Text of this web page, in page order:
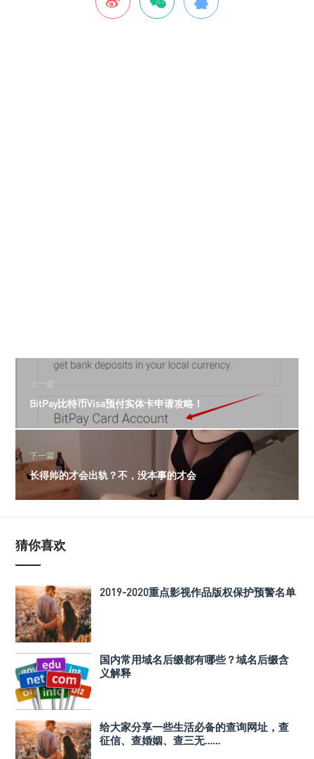
上一篇
BitPay比特币Visa预付实体卡申请攻略！
下一篇
长得帅的才会出轨？不，没本事的才会
猜你喜欢
2019-2020重点影视作品版权保护预警名单
国内常用域名后缀都有哪些？域名后缀含
义解释
给大家分享一些生活必备的查询网址，查
征信、查婚姻、查三无……